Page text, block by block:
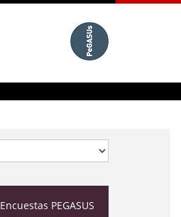
Encuestas PEGASUS